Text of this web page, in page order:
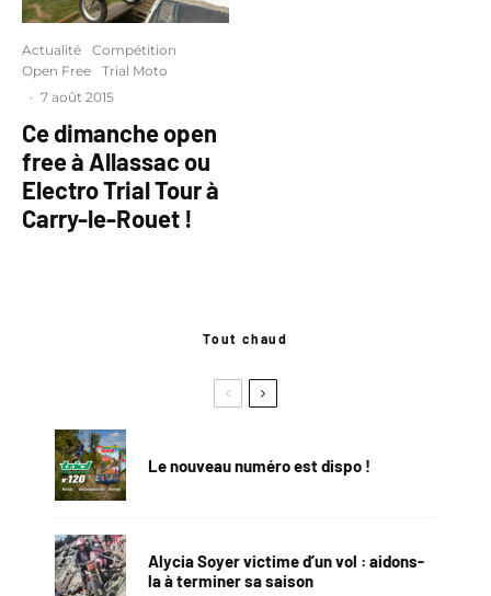
Actualité
Compétition
Open Free
Trial Moto
· 7 août 2015
Ce dimanche open
free à Allassac ou
Electro Trial Tour à
Carry-le-Rouet !
Tout chaud
Le nouveau numéro est dispo !
Alycia Soyer victime d’un vol : aidons-
la à terminer sa saison